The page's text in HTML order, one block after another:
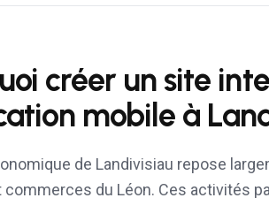
créer un site
mobile à
de Landivisiau repose
commerces du Léon. Ces activités